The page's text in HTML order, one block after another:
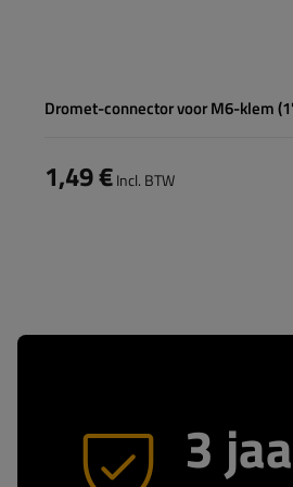
Dromet-connector voor M6-klem
1,49 €Incl. BTW
3